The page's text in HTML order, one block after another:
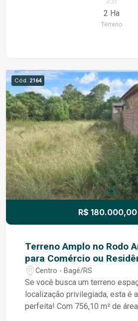
você morar ou empreender. 2km do coração da
Cidade de Bagé, uma região que só
2 Ha
Terreno
Cód. 2164
R$
Terreno Amplo no Rodo
para Comércio ou
Centro - Bagé/RS
Se você busca um terreno
localização privilegiada, esta é
perfeita! Com 756,10 m² de